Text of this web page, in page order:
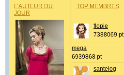
L’AUTEUR DU
JOUR
TOP MEMBRES
flopie
7388069 pt
mega
6939868 pt
santelog